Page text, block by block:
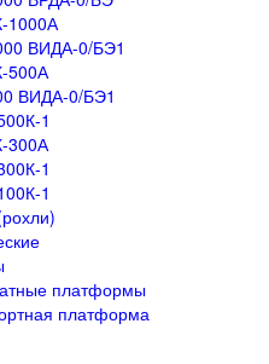
1000А
ВИДА-0/БЭ1
500А
ВИДА-0/БЭ1
1
300А
1
1
платформы
платформа